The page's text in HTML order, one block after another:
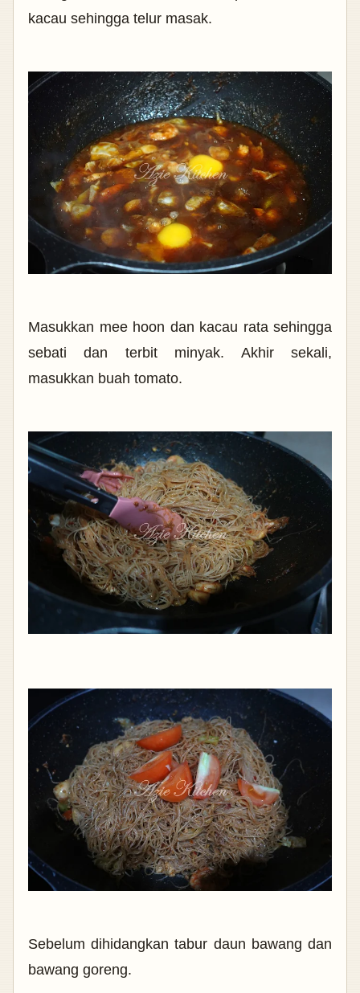
kacau sehingga telur masak.
Masukkan mee hoon dan kacau rata sehingga
sebati dan terbit minyak. Akhir sekali,
masukkan buah tomato.
Sebelum dihidangkan tabur daun bawang dan
bawang goreng.